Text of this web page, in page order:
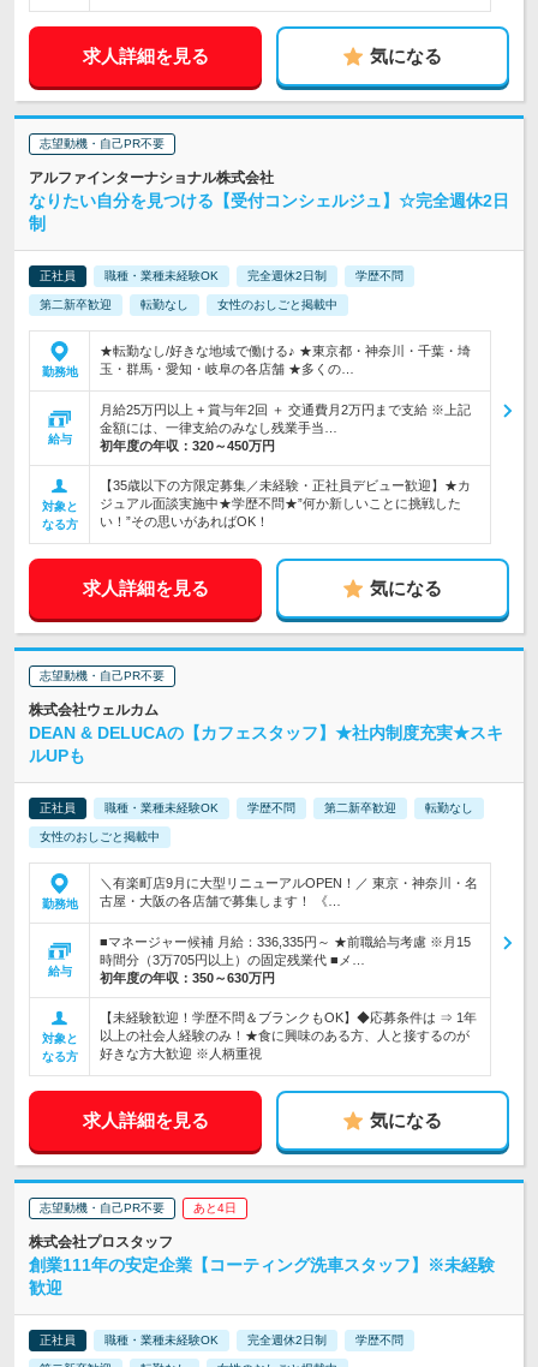
求人詳細を見る 気になる
志望動機・自己PR不要
アルファインターナショナル株式会社
なりたい自分を見つける【受付コンシェルジュ】☆完全週休2日
制
正社員 職種・業種未経験OK 完全週休2日制 学歴不問
第二新卒歓迎 転勤なし 女性のおしごと掲載中
勤務地
★転勤なし/好きな地域で働ける♪ ★東京都・神奈川・千葉・埼
玉・群馬・愛知・岐阜の各店舗 ★多くの…
給与
月給25万円以上 + 賞与年2回 ＋ 交通費月2万円まで支給 ※上記
金額には、一律支給のみなし残業手当…
初年度の年収： 320～450万円
対象と
なる方
【35歳以下の方限定募集／未経験・正社員デビュー歓迎】★カ
ジュアル面談実施中★学歴不問★”何か新しいことに挑戦した
い！”その思いがあればOK！
求人詳細を見る 気になる
志望動機・自己PR不要
株式会社ウェルカム
DEAN & DELUCAの【カフェスタッフ】★社内制度充実★スキ
ルUPも
正社員 職種・業種未経験OK 学歴不問 第二新卒歓迎 転勤なし
女性のおしごと掲載中
勤務地
＼有楽町店9月に大型リニューアルOPEN！／ 東京・神奈川・名
古屋・大阪の各店舗で募集します！ 《…
給与
■マネージャー候補 月給：336,335円～ ★前職給与考慮 ※月15
時間分（3万705円以上）の固定残業代 ■メ…
初年度の年収： 350～630万円
対象と
なる方
【未経験歓迎！学歴不問＆ブランクもOK】◆応募条件は ⇒ 1年
以上の社会人経験のみ！★食に興味のある方、人と接するのが
好きな方大歓迎 ※人柄重視
求人詳細を見る 気になる
志望動機・自己PR不要 あと4日
株式会社プロスタッフ
創業111年の安定企業【コーティング洗車スタッフ】※未経験
歓迎
正社員 職種・業種未経験OK 完全週休2日制 学歴不問